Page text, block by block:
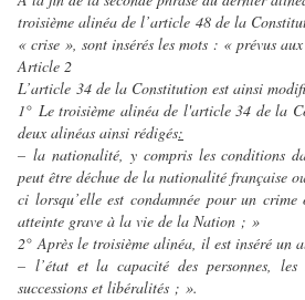
troisième alinéa de l’article 48 de la
« crise », sont insérés les mots : « prévus
Article 2
L’article 34 de la Constitution est ainsi
1° Le troisième alinéa de l'article 34 de la
deux alinéas ainsi rédigés:
– la nationalité, y compris les conditions
peut être déchue de la nationalité française
ci lorsqu’elle est condamnée pour un
atteinte grave à la vie de la Nation ; »
2° Après le troisième alinéa, il est inséré un
– l’état et la capacité des personnes, les
successions et libéralités ; ».